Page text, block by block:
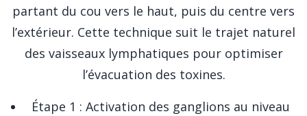
partant du cou vers le haut, puis du centre vers
l’extérieur. Cette technique suit le trajet naturel
des vaisseaux lymphatiques pour optimiser
l’évacuation des toxines.
Étape 1 : Activation des ganglions au niveau